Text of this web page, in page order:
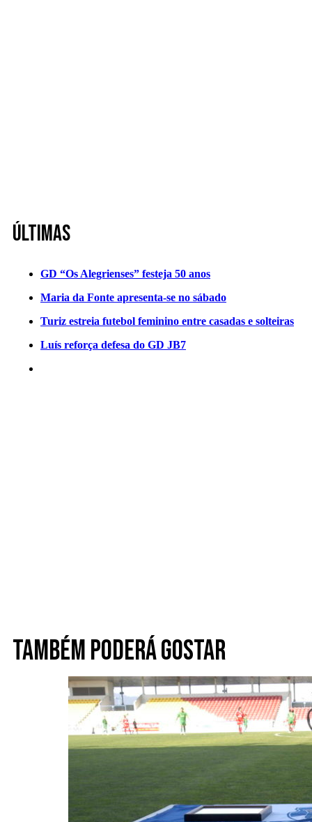
Últimas
GD “Os Alegrienses” festeja 50 anos
Maria da Fonte apresenta-se no sábado
Turiz estreia futebol feminino entre casadas e solteiras
Luís reforça defesa do GD JB7
Também poderá gostar